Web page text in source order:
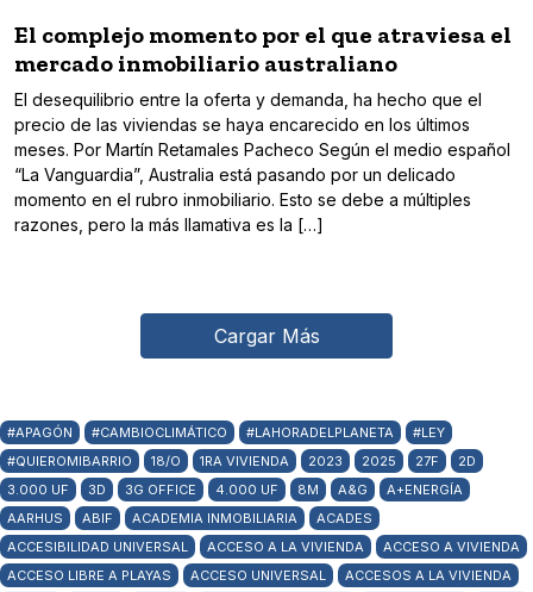
El complejo momento por el que atraviesa el
mercado inmobiliario australiano
El desequilibrio entre la oferta y demanda, ha hecho que el
precio de las viviendas se haya encarecido en los últimos
meses. Por Martín Retamales Pacheco Según el medio español
“La Vanguardia”, Australia está pasando por un delicado
momento en el rubro inmobiliario. Esto se debe a múltiples
razones, pero la más llamativa es la […]
Cargar Más
#APAGÓN #CAMBIOCLIMÁTICO #LAHORADELPLANETA
#LEY
#QUIEROMIBARRIO
18/O 1RA VIVIENDA 2023 2025 27F
2D
3.000 UF
3D 3G OFFICE 4.000 UF 8M A&G
A+ENERGÍA
AARHUS
ABIF ACADEMIA INMOBILIARIA
ACADES
ACCESIBILIDAD UNIVERSAL
ACCESO A LA VIVIENDA
ACCESO A VIVIENDA
ACCESO LIBRE A PLAYAS
ACCESO UNIVERSAL
ACCESOS A LA VIVIENDA